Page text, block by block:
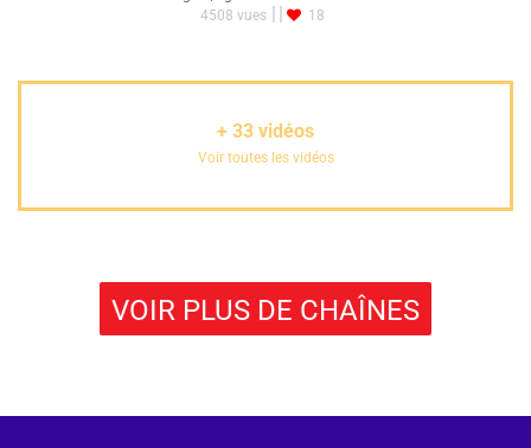
4508 vues
18
+ 33 vidéos
Voir toutes les vidéos
VOIR PLUS DE CHAÎNES